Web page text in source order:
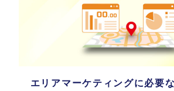
エリアマーケティングに必要